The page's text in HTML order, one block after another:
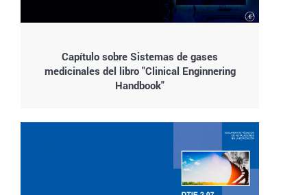
Capítulo sobre Sistemas de gases
medicinales del libro "Clinical Enginnering
Handbook"